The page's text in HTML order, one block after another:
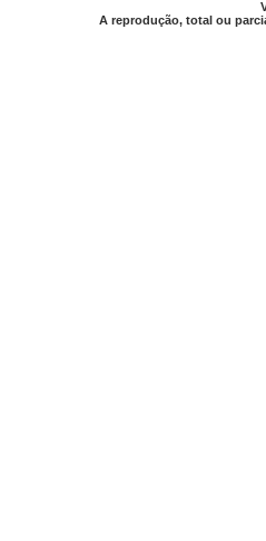
A reprodução, total ou